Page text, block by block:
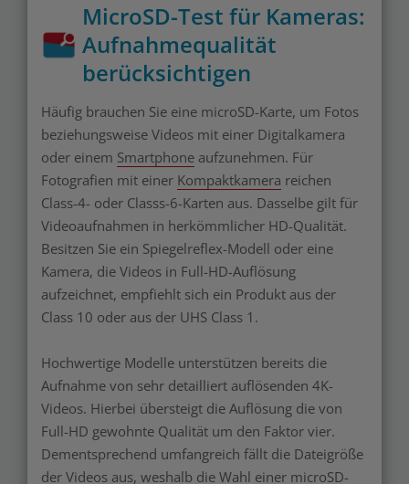
MicroSD-Test für Kameras:
Aufnahmequalität
berücksichtigen
Häufig brauchen Sie eine microSD-Karte, um Fotos
beziehungsweise Videos mit einer Digitalkamera
oder einem Smartphone aufzunehmen. Für
Fotografien mit einer Kompaktkamera reichen
Class-4- oder Classs-6-Karten aus. Dasselbe gilt für
Videoaufnahmen in herkömmlicher HD-Qualität.
Besitzen Sie ein Spiegelreflex-Modell oder eine
Kamera, die Videos in Full-HD-Auflösung
aufzeichnet, empfiehlt sich ein Produkt aus der
Class 10 oder aus der UHS Class 1.
Hochwertige Modelle unterstützen bereits die
Aufnahme von sehr detailliert auflösenden 4K-
Videos. Hierbei übersteigt die Auflösung die von
Full-HD gewohnte Qualität um den Faktor vier.
Dementsprechend umfangreich fällt die Dateigröße
der Videos aus, weshalb die Wahl einer microSD-